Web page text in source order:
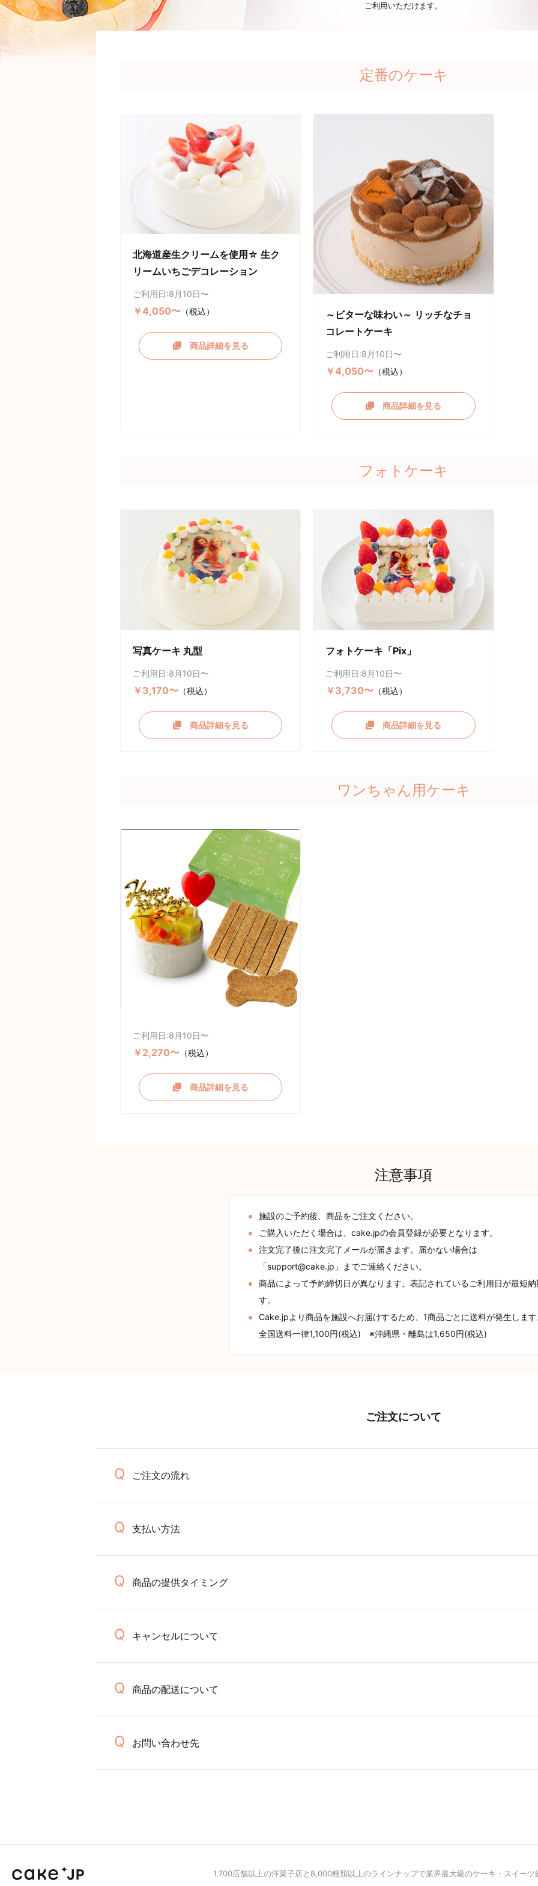
ご利用いただけます。
定番のケーキ
北海道産生クリームを使用☆ 生ク
リームいちごデコレーション
ご利用日:8月10日〜
￥4,050〜 （税込）
商品詳細を見る
～ビターな味わい～ リッチなチョ
コレートケーキ
ご利用日:8月10日〜
￥4,050〜 （税込）
商品詳細を見る
フォトケーキ
写真ケーキ 丸型
ご利用日:8月10日〜
￥3,170〜 （税込）
商品詳細を見る
フォトケーキ「Pix」
ご利用日:8月10日〜
￥3,730〜 （税込）
商品詳細を見る
ワンちゃん用ケーキ
ご利用日:8月10日〜
￥2,270〜 （税込）
商品詳細を見る
注意事項
施設のご予約後、商品をご注文ください。
ご購入いただく場合は、cake.jpの会員登録が必要となります。
注文完了後に注文完了メールが届きます。届かない場合は
「support@cake.jp」までご連絡ください。
商品によって予約締切日が異なります。表記されているご利用日が最短納
す。
Cake.jpより商品を施設へお届けするため、1商品ごとに送料が発生しま
全国送料一律1,100円(税込) ※沖縄県・離島は1,650円(税込)
ご注文について
ご注文の流れ
支払い方法
商品の提供タイミング
キャンセルについて
商品の配送について
お問い合わせ先
1,700店舗以上の洋菓子店と8,000種類以上のラインナップで業界最大級のケーキ・スイーツ